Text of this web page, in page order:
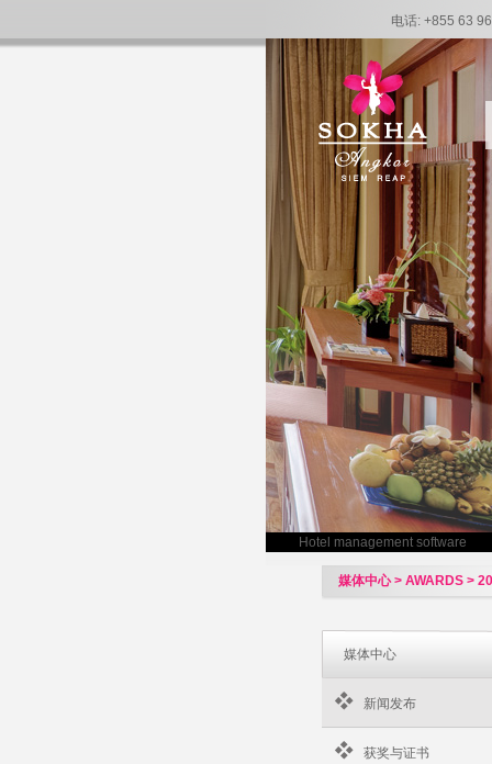
电话: +855 63
Hotel management software
媒体中心 > AWARDS >
媒体中心
新闻发布
获奖与证书